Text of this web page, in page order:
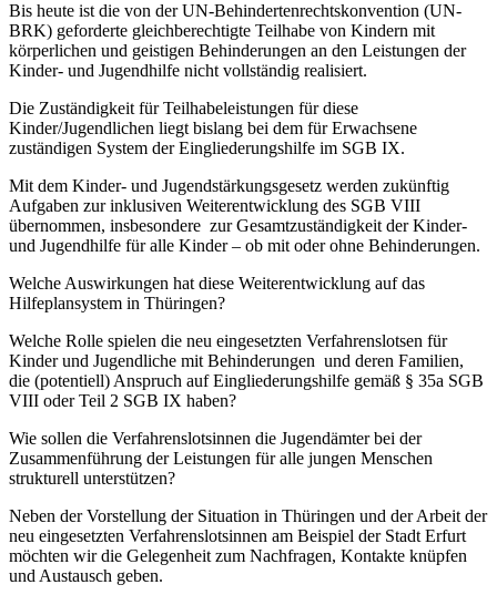
Bis heute ist die von der UN-Behindertenrechtskonvention (UN-
BRK) geforderte gleichberechtigte Teilhabe von Kindern mit
körperlichen und geistigen Behinderungen an den Leistungen der
Kinder- und Jugendhilfe nicht vollständig realisiert.
Die Zuständigkeit für Teilhabeleistungen für diese
Kinder/Jugendlichen liegt bislang bei dem für Erwachsene
zuständigen System der Eingliederungshilfe im SGB IX.
Mit dem Kinder- und Jugendstärkungsgesetz werden zukünftig
Aufgaben zur inklusiven Weiterentwicklung des SGB VIII
übernommen, insbesondere zur Gesamtzuständigkeit der Kinder-
und Jugendhilfe für alle Kinder – ob mit oder ohne Behinderungen.
Welche Auswirkungen hat diese Weiterentwicklung auf das
Hilfeplansystem in Thüringen?
Welche Rolle spielen die neu eingesetzten Verfahrenslotsen für
Kinder und Jugendliche mit Behinderungen und deren Familien,
die (potentiell) Anspruch auf Eingliederungshilfe gemäß § 35a SGB
VIII oder Teil 2 SGB IX haben?
Wie sollen die Verfahrenslotsinnen die Jugendämter bei der
Zusammenführung der Leistungen für alle jungen Menschen
strukturell unterstützen?
Neben der Vorstellung der Situation in Thüringen und der Arbeit der
neu eingesetzten Verfahrenslotsinnen am Beispiel der Stadt Erfurt
möchten wir die Gelegenheit zum Nachfragen, Kontakte knüpfen
und Austausch geben.